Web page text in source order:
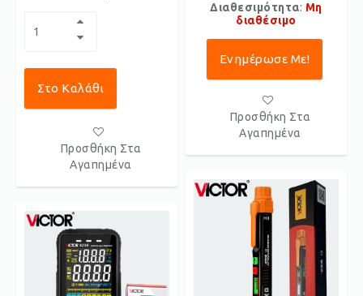
Στο Καλάθι
Προσθήκη Στα
Αγαπημένα
Διαθεσιμότητα: Μη
διαθέσιμο
Ενημέρωσε Με!
Προσθήκη Στα
Αγαπημένα